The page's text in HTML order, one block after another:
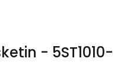
- 5ST1010-